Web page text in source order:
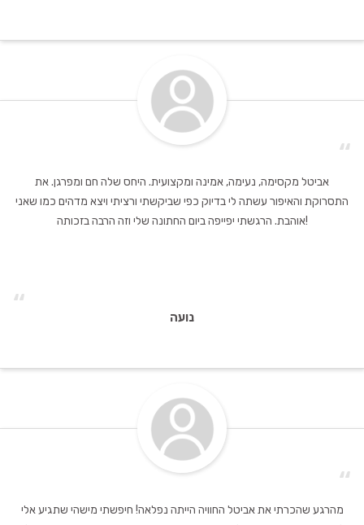
“
אביטל מקסימה, נעימה, אמינה ומקצועית. היחס שלה חם ומפרגן. את
התסרוקת והאיפור עשתה לי בדיוק כפי שביקשתי ורציתי ויצא מדהים כמו שאני
אוהבת. הרגשתי יפייפה ביום החתונה שלי וזה הרבה בזכותה!
“ נועה
“
מהרגע שהכרתי את אביטל החוויה הייתה נפלאה! חיפשתי מישהי שתגיע אלי